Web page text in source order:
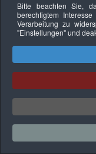
Datenschutzerklärung
Copyright ©
Bitte beachten Sie,
berechtigtem
Verarbeitung zu
"Einstellungen"und